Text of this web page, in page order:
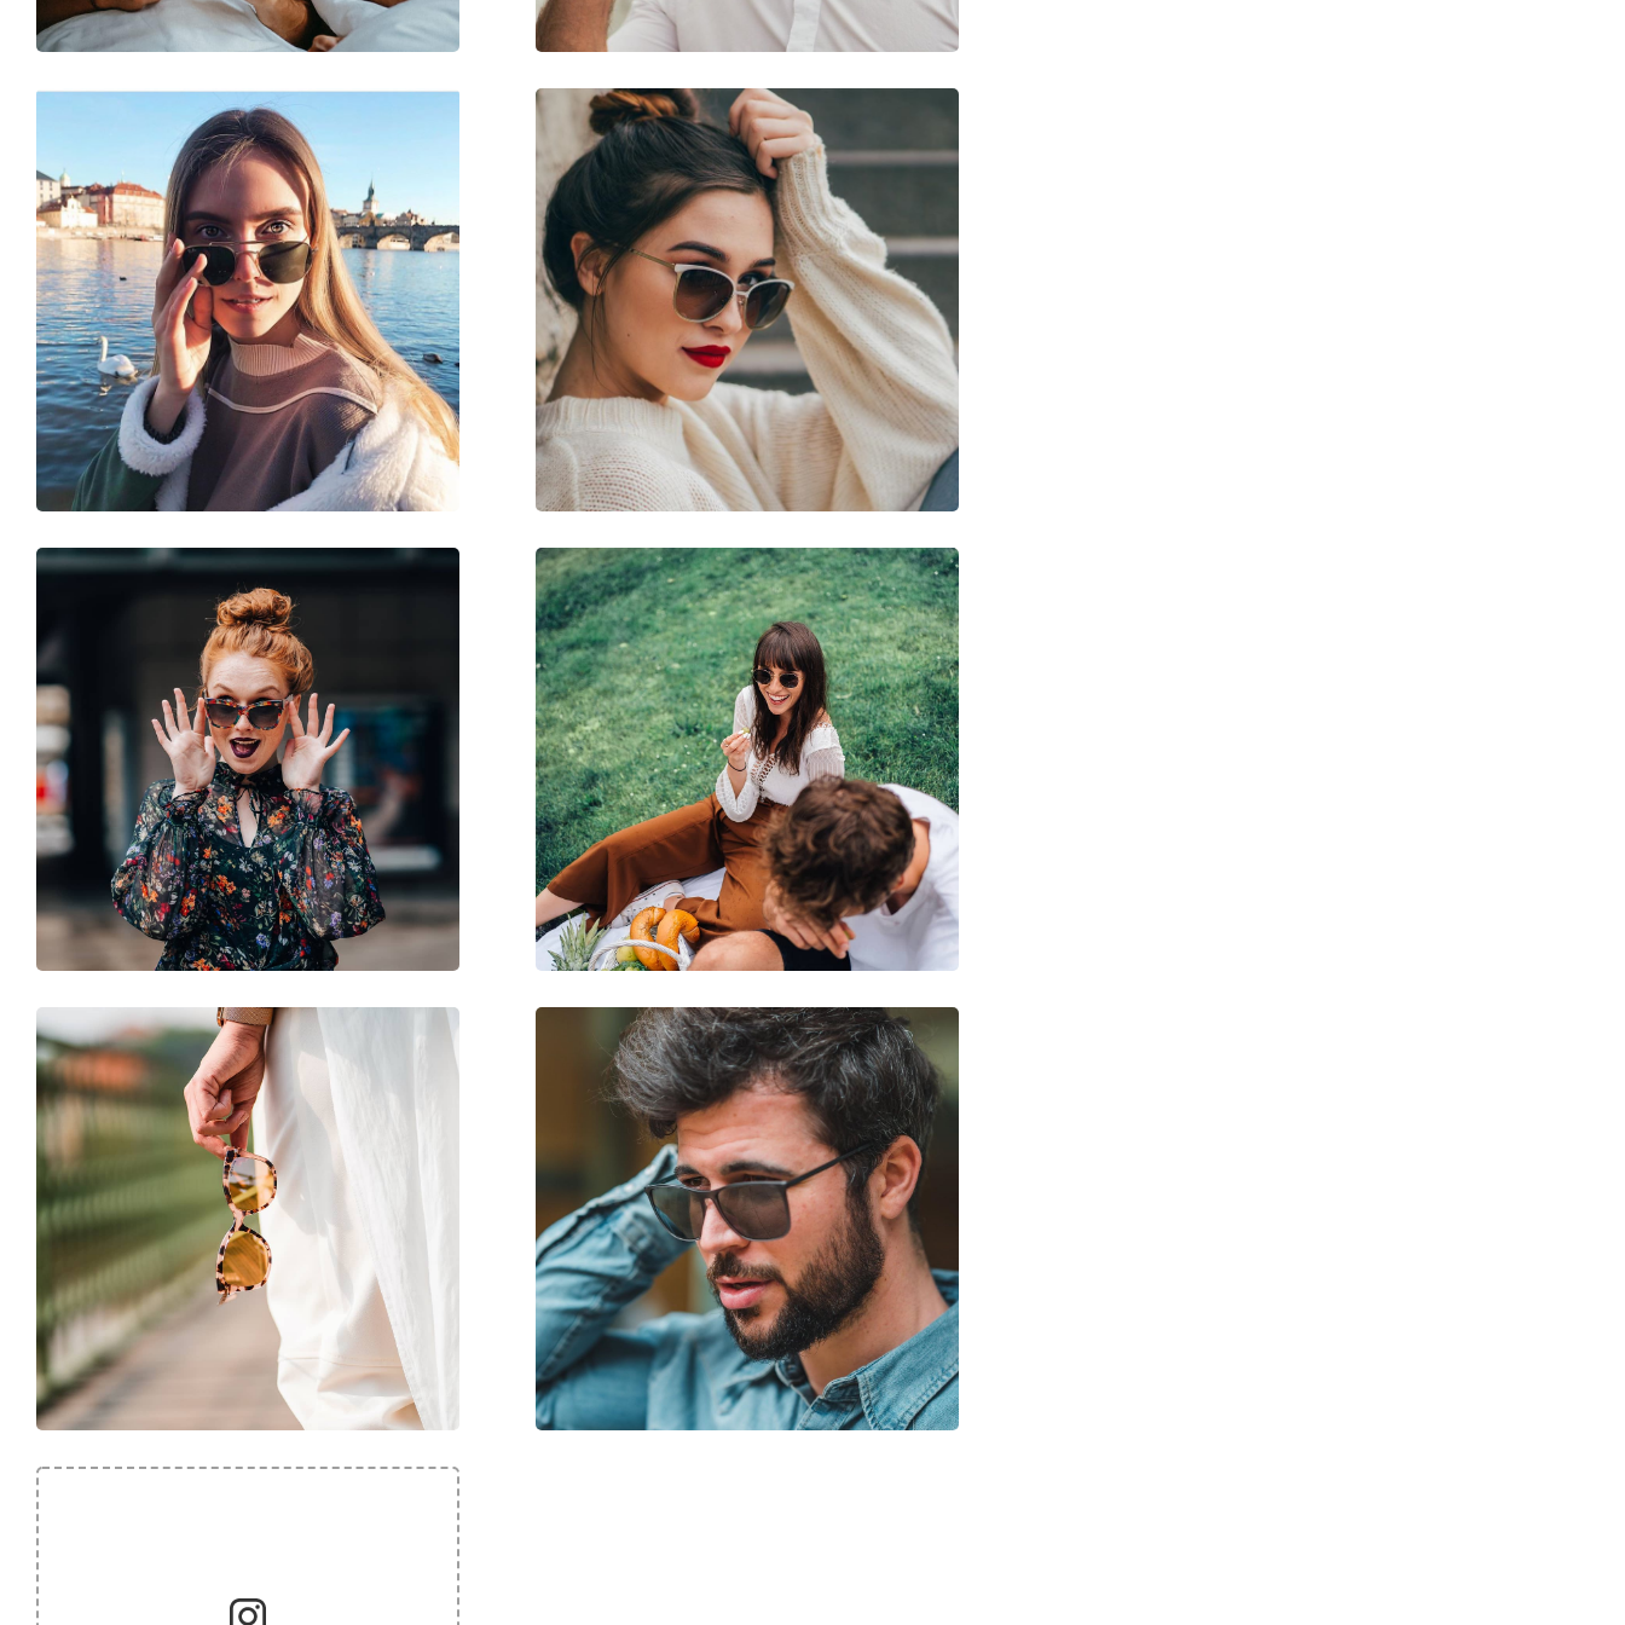
Balama flexibilă:
Nu
Accesorii
Suport:
Da
Lavetă pentru curățat:
Altele
Sex:
Bărbați
Categorie:
Ochelari de soare
Brand:
Carrera
Utilizare:
Modă
Cod:
1001/S 80S 9O 62